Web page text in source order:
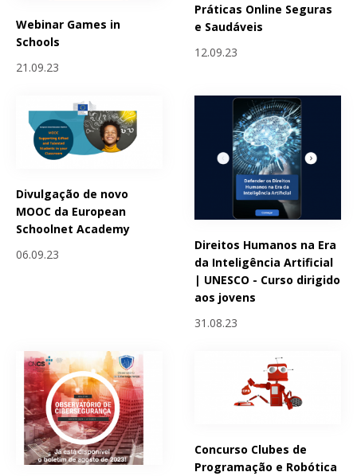
Webinar Games in
Schools
21.09.23
Práticas Online Seguras
e Saudáveis
12.09.23
Divulgação de novo
MOOC da European
Schoolnet Academy
06.09.23
Direitos Humanos na Era
da Inteligência Artificial
| UNESCO - Curso dirigido
aos jovens
31.08.23
Concurso Clubes de
Programação e Robótica